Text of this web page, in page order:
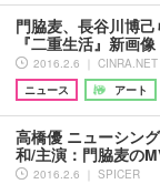
門脇麦、長谷川博己
『二重生活』新画像
2016.2.6 ｜ CINRA.NET
ニュース
アート
高橋優 ニューシン
和/主演：門脇麦の
2016.2.6 ｜ SPICER